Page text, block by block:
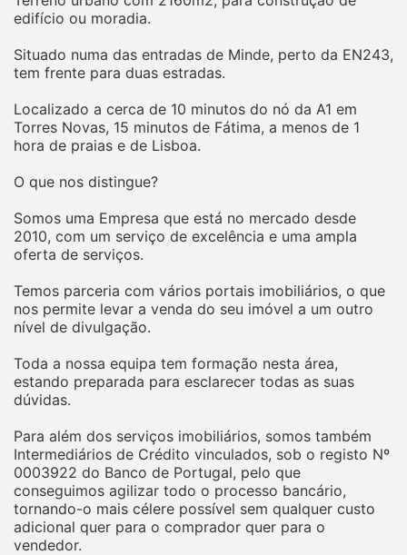
edifício ou moradia.
Situado numa das entradas de Minde, perto da EN243,
tem frente para duas estradas.
Localizado a cerca de 10 minutos do nó da A1 em
Torres Novas, 15 minutos de Fátima, a menos de 1
hora de praias e de Lisboa.
O que nos distingue?
Somos uma Empresa que está no mercado desde
2010, com um serviço de excelência e uma ampla
oferta de serviços.
Temos parceria com vários portais imobiliários, o que
nos permite levar a venda do seu imóvel a um outro
nível de divulgação.
Toda a nossa equipa tem formação nesta área,
estando preparada para esclarecer todas as suas
dúvidas.
Para além dos serviços imobiliários, somos também
Intermediários de Crédito vinculados, sob o registo Nº
0003922 do Banco de Portugal, pelo que
conseguimos agilizar todo o processo bancário,
tornando-o mais célere possível sem qualquer custo
adicional quer para o comprador quer para o
vendedor.